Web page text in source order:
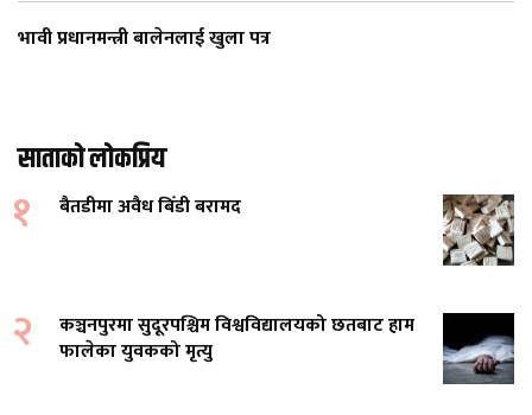
भावी प्रधानमन्त्री बालेनलाई खुला पत्र
साताको लोकप्रिय
१ बैतडीमा अवैध बिँडी बरामद
२
कञ्चनपुरमा सुदूरपश्चिम विश्वविद्यालयको छतबाट हाम
फालेका युवकको मृत्यु